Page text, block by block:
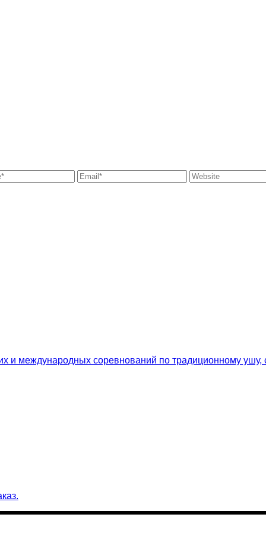
и международных соревнований по традиционному